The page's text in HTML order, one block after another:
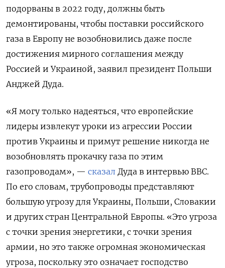
подорваны в 2022 году, должны быть
демонтированы, чтобы поставки российского
газа в Европу не возобновились даже после
достижения мирного соглашения между
Россией и Украиной, заявил президент Польши
Анджей Дуда.
«Я могу только надеяться, что европейские
лидеры извлекут уроки из агрессии России
против Украины и примут решение никогда не
возобновлять прокачку газа по этим
газопроводам», — сказал Дуда в интервью BBC.
По его словам, трубопроводы представляют
большую угрозу для Украины, Польши, Словакии
и других стран Центральной Европы. «Это угроза
с точки зрения энергетики, с точки зрения
армии, но это также огромная экономическая
угроза, поскольку это означает господство